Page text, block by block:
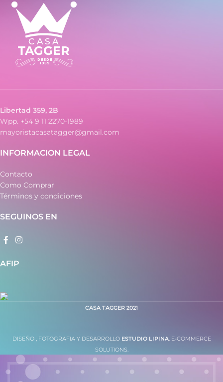
- Malla de metal
Libertad 359, 2B
Wpp. +54 9 11 2270-1989
mayoristacasatagger@gmail.com
INFORMACION LEGAL
Contacto
Como Comprar
Términos y condiciones
SEGUINOS EN
AFIP
CASA TAGGER 2021
DISEÑO , FOTOGRAFIA Y DESARROLLO ESTUDIO LIPINA. E-COMMERCE
SOLUTIONS.